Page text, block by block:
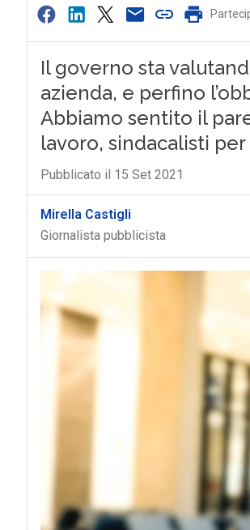
Il governo sta
azienda, e perfino
Abbiamo sentito il
lavoro, sindacalisti
Pubblicato il 15 Set 2021
Mirella Castigli
Giornalista pubblicista